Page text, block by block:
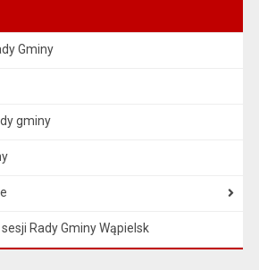
Gminy
gminy
Rady Gminy Wąpielsk